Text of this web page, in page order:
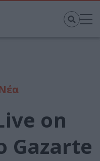
on
Gazarte